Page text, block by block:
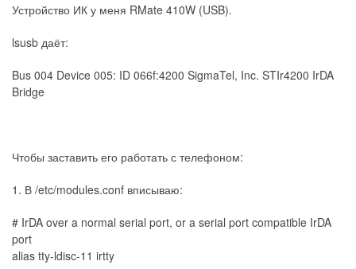
Устройство ИК у меня RMate 410W (USB).
lsusb даёт:
Bus 004 Device 005: ID 066f:4200 SigmaTel, Inc. STIr4200 IrDA
Bridge
Чтобы заставить его работать с телефоном:
1. В /etc/modules.conf вписываю:
# IrDA over a normal serial port, or a serial port compatible IrDA
port
alias tty-ldisc-11 irtty